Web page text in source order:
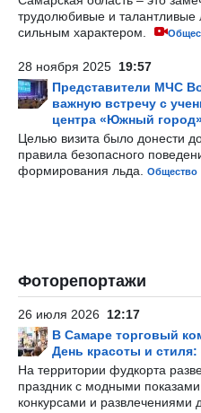
трудолюбивые и
сильным характером.
28 ноября 2025 19:57
Представители МЧС
важную встречу с
центра «Южный
Целью визита было донести
правила безопасного
формирования льда.
Общество
Фоторепортажи
26 июля 2026 12:17
В Самаре торговый
День красоты и
На территории фудкорта
праздник с модными
конкурсами и развлечениями